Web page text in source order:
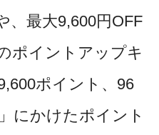
、最大9,600円OFF
ポイントアップキ
ポイント、96
にかけたポイント